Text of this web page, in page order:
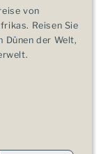
von
Reisen Sie
Dünen der Welt,